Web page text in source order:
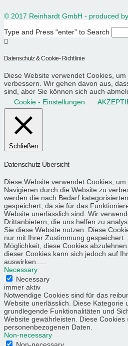
© 2017 Reinhardt GmbH - produced by
Type and Press “enter” to Search
Datenschutz & Cookie- Richtlinie
Diese Website verwendet Cookies,
verbessern. Wir gehen davon aus,
sind, aber Sie können sich auch
Cookie - Einstellungen
Schließen
Datenschutz Übersicht
Diese Website verwendet Cookies,
Navigieren durch die Website zu
werden die nach Bedarf
gespeichert, da sie für das
Website unerlässlich sind. Wir
Drittanbietern, die uns helfen zu
Sie diese Website nutzen. Diese
nur mit Ihrer Zustimmung gespeichert.
Möglichkeit, diese Cookies
dieser Cookies kann sich jedoch auf
auswirken.....
Necessary
Necessary
immer aktiv
Notwendige Cookies sind für das
Website unerlässlich. Diese Kategorie
grundlegende Funktionalitäten und
Website gewährleisten. Diese Cookies
personenbezogenen Daten.
Non-necessary